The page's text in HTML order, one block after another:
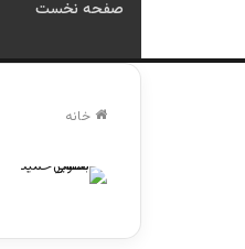
صفحه نخست
خانه